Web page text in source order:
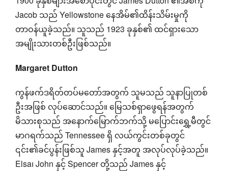
Jacob သည် Yellowstone နေအိမ်၏ထိန်းသိမ်းမှုကို
တာဝန်ယူခဲ့သည်။ သူသည် 1923 ခုနှစ်၏ ထင်ရှားသော
အမျိုးသားတစ်ဦးဖြစ်သည်။
Margaret Dutton
ကွန်ဖက်ဒရိတ်တပ်မတော်အတွက် သူမသည် သူနာပြုတစ်
ဦးအဖြစ် လုပ်ဆောင်သည်။ မြေသစ်ရှာဖွေရန်အတွက်
မိသားစုသည် အနောက်မြောက်ဘက်သို့ မပြောင်းရွှေ့မီတွင်
မာဂရက်သည် Tennessee ရှိ လယ်ကွင်းတစ်ခုတွင်
၎င်း၏ခင်ပွန်းဖြစ်သူ James နှင့်အတူ အလုပ်လုပ်ခဲ့သည်။
Elsa၊ John နှင့် Spencer တို့သည် James နှင့်